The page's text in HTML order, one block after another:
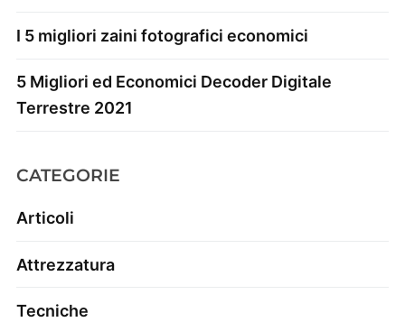
I 5 migliori zaini fotografici economici
5 Migliori ed Economici Decoder Digitale
Terrestre 2021
CATEGORIE
Articoli
Attrezzatura
Tecniche